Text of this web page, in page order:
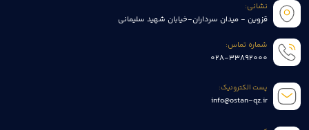
نشانی:
قزوین - میدان سرداران-خیابان شهید سلیمانی
شماره تماس:
028-33892000
پست الکترونیک:
info@ostan-qz.ir